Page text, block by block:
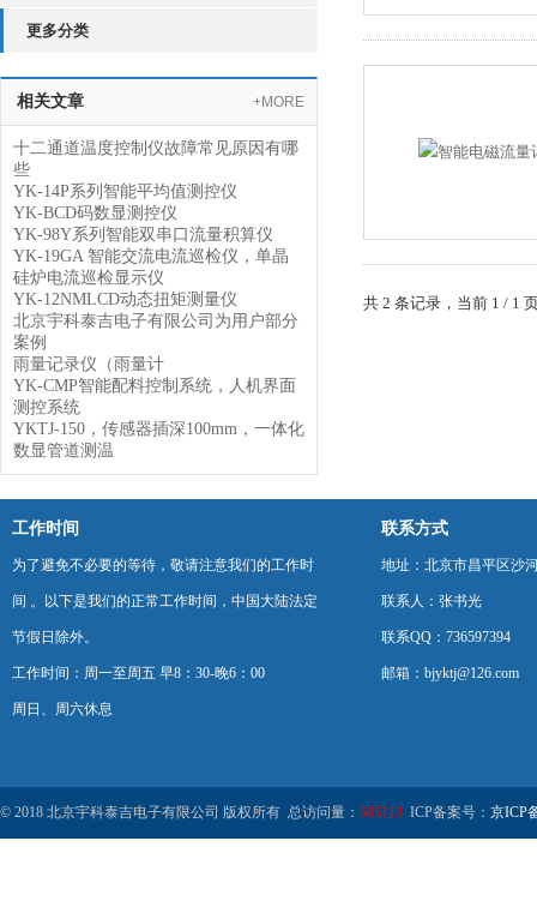
更多分类
相关文章 +MORE
十二通道温度控制仪故障常见原因有哪
些
YK-14P系列智能平均值测控仪
YK-BCD码数显测控仪
YK-98Y系列智能双串口流量积算仪
YK-19GA 智能交流电流巡检仪，单晶
硅炉电流巡检显示仪
YK-12NMLCD动态扭矩测量仪
北京宇科泰吉电子有限公司为用户部分
案例
雨量记录仪（雨量计
YK-CMP智能配料控制系统，人机界面
测控系统
YKTJ-150，传感器插深100mm，一体化
数显管道测温
共 2 条记录，当前 1 / 1
工作时间
为了避免不必要的等待，敬请注意我们的工作时
间 。以下是我们的正常工作时间，中国大陆法定
节假日除外。
工作时间：周一至周五 早8：30-晚6：00
周日、周六休息
联系方式
地址：北京市昌平区沙
联系人：张书光
联系QQ：736597394
邮箱：bjyktj@126.com
© 2018 北京宇科泰吉电子有限公司 版权所有 总访问量： 585113 ICP备案号： 京ICP